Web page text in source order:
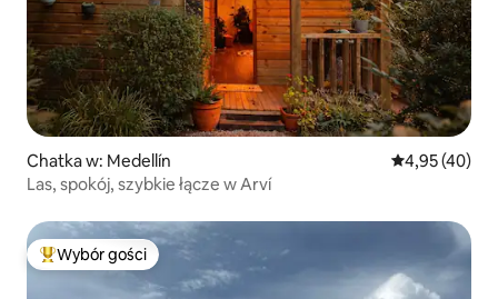
Chatka w: Medellín Średnia
4,95 (40)
Las, spokój, szybkie łącze w Arví
Najpopularniejsze z kategorii Wybór gości
Wybór gości